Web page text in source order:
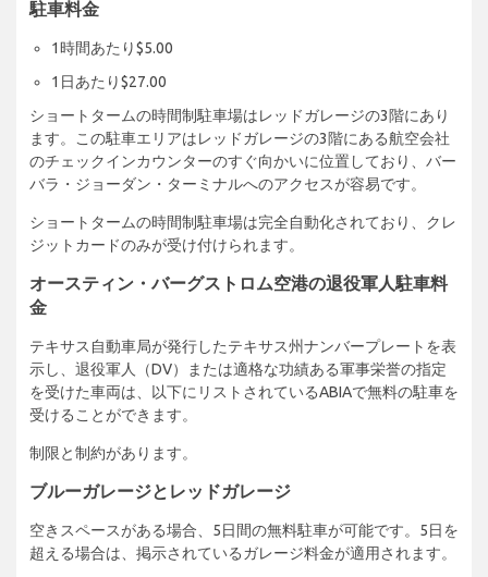
駐車料金
1時間あたり$5.00
1日あたり$27.00
ショートタームの時間制駐車場はレッドガレージの3階にあり
ます。この駐車エリアはレッドガレージの3階にある航空会社
のチェックインカウンターのすぐ向かいに位置しており、バー
バラ・ジョーダン・ターミナルへのアクセスが容易です。
ショートタームの時間制駐車場は完全自動化されており、クレ
ジットカードのみが受け付けられます。
オースティン・バーグストロム空港の退役軍人駐車料
金
テキサス自動車局が発行したテキサス州ナンバープレートを表
示し、退役軍人（DV）または適格な功績ある軍事栄誉の指定
を受けた車両は、以下にリストされているABIAで無料の駐車を
受けることができます。
制限と制約があります。
ブルーガレージとレッドガレージ
空きスペースがある場合、5日間の無料駐車が可能です。5日を
超える場合は、掲示されているガレージ料金が適用されます。